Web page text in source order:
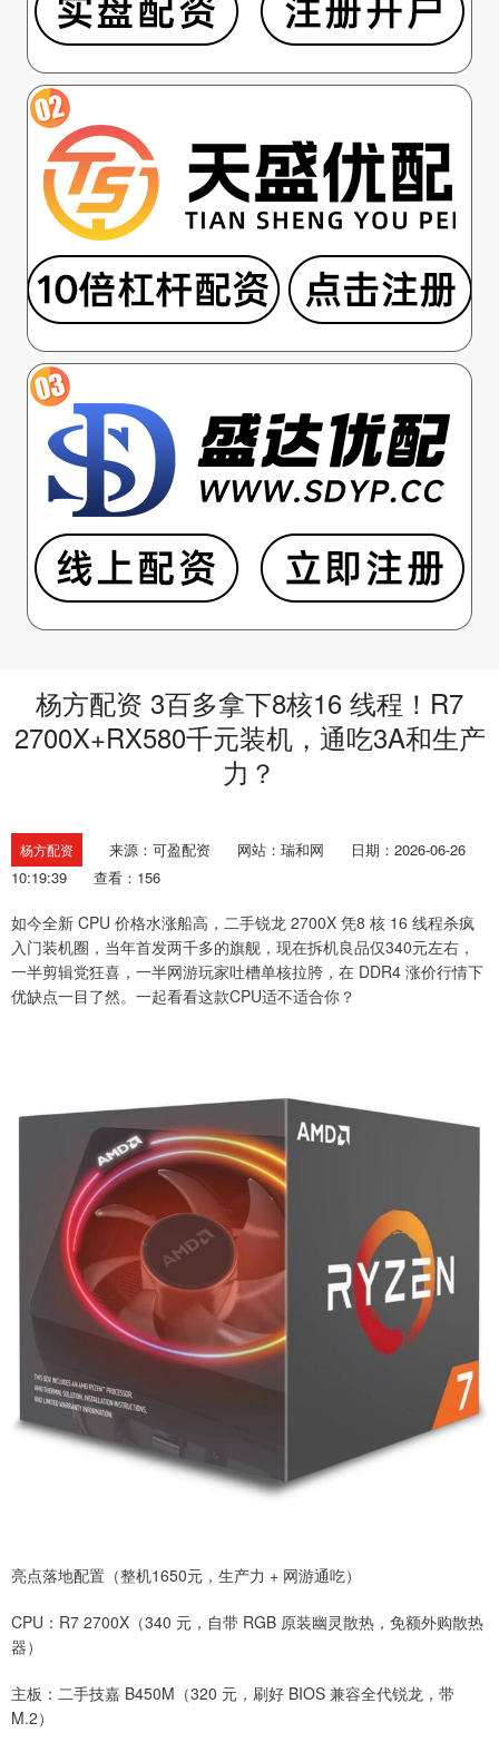
杨方配资 3百多拿下8核16 线程！R7
2700X+RX580千元装机，通吃3A和生产
力？
杨方配资 来源：可盈配资 网站：瑞和网
日期：2026-06-26
10:19:39
查看：156
如今全新 CPU 价格水涨船高，二手锐龙 2700X 凭8 核 16 线程杀疯
入门装机圈，当年首发两千多的旗舰，现在拆机良品仅340元左右，
一半剪辑党狂喜，一半网游玩家吐槽单核拉胯，在 DDR4 涨价行情下
优缺点一目了然。一起看看这款CPU适不适合你？
亮点落地配置（整机1650元，生产力 + 网游通吃）
CPU：R7 2700X（340 元，自带 RGB 原装幽灵散热，免额外购散热
器）
主板：二手技嘉 B450M（320 元，刷好 BIOS 兼容全代锐龙，带
M.2）